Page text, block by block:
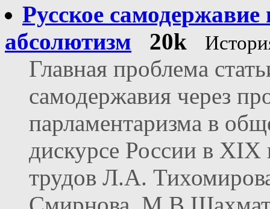
Русское
абсолютизм
20k
Главная проблема
самодержавия через
парламентаризма в
дискурсе России в XIX
трудов Л.А.